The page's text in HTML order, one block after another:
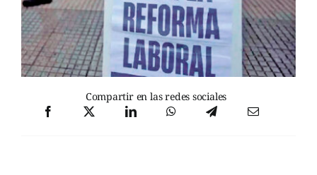
Compartir en las redes sociales